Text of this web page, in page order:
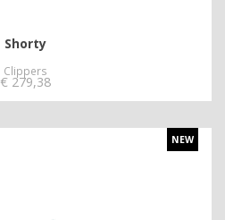
Shorty
Clippers
€ 279,38
NEW